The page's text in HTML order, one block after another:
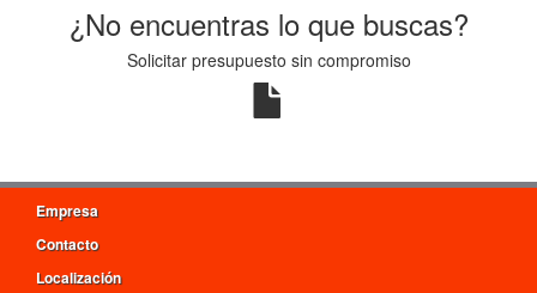
¿No encuentras lo que buscas?
Solicitar presupuesto sin compromiso
Empresa
Contacto
Localización